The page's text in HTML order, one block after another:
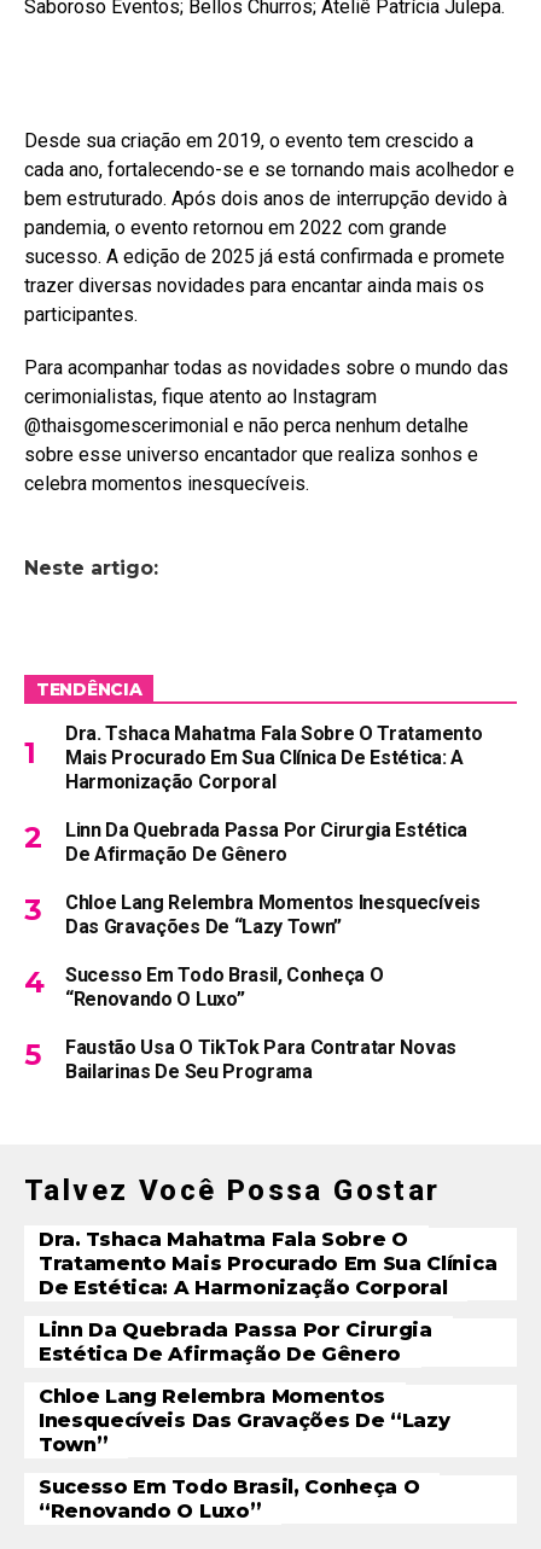
Saboroso Eventos; Bellos Churros; Ateliê Patrícia Julepa.
Desde sua criação em 2019, o evento tem crescido a
cada ano, fortalecendo-se e se tornando mais acolhedor e
bem estruturado. Após dois anos de interrupção devido à
pandemia, o evento retornou em 2022 com grande
sucesso. A edição de 2025 já está confirmada e promete
trazer diversas novidades para encantar ainda mais os
participantes.
Para acompanhar todas as novidades sobre o mundo das
cerimonialistas, fique atento ao Instagram
@thaisgomescerimonial e não perca nenhum detalhe
sobre esse universo encantador que realiza sonhos e
celebra momentos inesquecíveis.
Neste artigo:
TENDÊNCIA
Dra. Tshaca Mahatma Fala Sobre O Tratamento
Mais Procurado Em Sua Clínica De Estética: A
Harmonização Corporal
Linn Da Quebrada Passa Por Cirurgia Estética
De Afirmação De Gênero
Chloe Lang Relembra Momentos Inesquecíveis
Das Gravações De “Lazy Town”
Sucesso Em Todo Brasil, Conheça O
“Renovando O Luxo”
Faustão Usa O TikTok Para Contratar Novas
Bailarinas De Seu Programa
Talvez Você Possa Gostar
Dra. Tshaca Mahatma Fala Sobre O
Tratamento Mais Procurado Em Sua Clínica
De Estética: A Harmonização Corporal
Linn Da Quebrada Passa Por Cirurgia
Estética De Afirmação De Gênero
Chloe Lang Relembra Momentos
Inesquecíveis Das Gravações De “Lazy
Town”
Sucesso Em Todo Brasil, Conheça O
“Renovando O Luxo”